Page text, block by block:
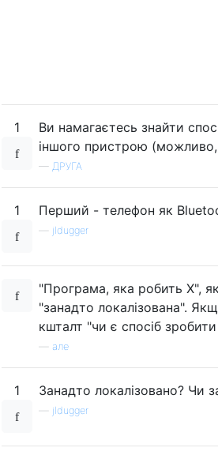
1
Ви намагаєтесь знайти
іншого пристрою
— ДРУГА
1 Перший - телефон як
jldugger
"Програма, яка робить X",
"занадто локалізована".
кшталт "чи є спосіб
але
1 Занадто локалізовано? Чи
jldugger